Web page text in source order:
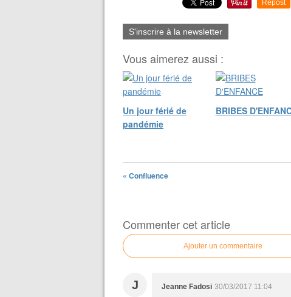
Repost
S'inscrire à la newsletter
Vous aimerez aussi :
Un jour férié de
pandémie
BRIBES
« Confluence
Commenter cet article
Ajouter un commentaire
J Jeanne Fadosi 30/03/2017 11:04